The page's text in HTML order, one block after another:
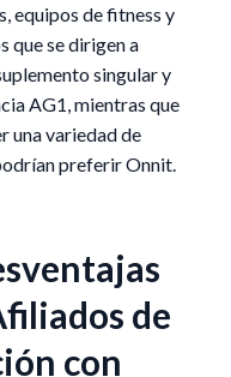
equipos de fitness y
que se dirigen a
singular y
AG1, mientras que
una variedad de
preferir Onnit.
de
con